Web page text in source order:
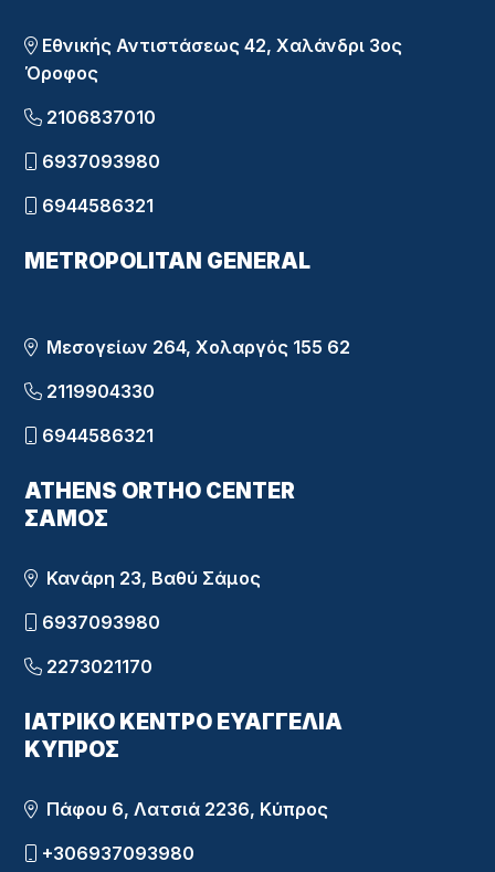
Εθνικής Αντιστάσεως 42, Χαλάνδρι 3ος
Όροφος
2106837010
6937093980
6944586321
METROPOLITAN GENERAL
Μεσογείων 264, Χολαργός 155 62
2119904330
6944586321
ATHENS ORTHO CENTER
ΣΑΜΟΣ
Κανάρη 23, Βαθύ Σάμος
6937093980
2273021170
ΙΑΤΡΙΚΟ ΚΕΝΤΡΟ ΕΥΑΓΓΕΛΙΑ
ΚΥΠΡΟΣ
Πάφου 6, Λατσιά 2236, Κύπρος
+306937093980